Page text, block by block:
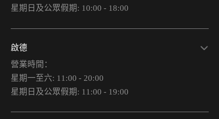
星期日及公眾假期: 10:00 - 18:00
啟德
營業時間：
星期一至六: 11:00 - 20:00
星期日及公眾假期: 11:00 - 19:00